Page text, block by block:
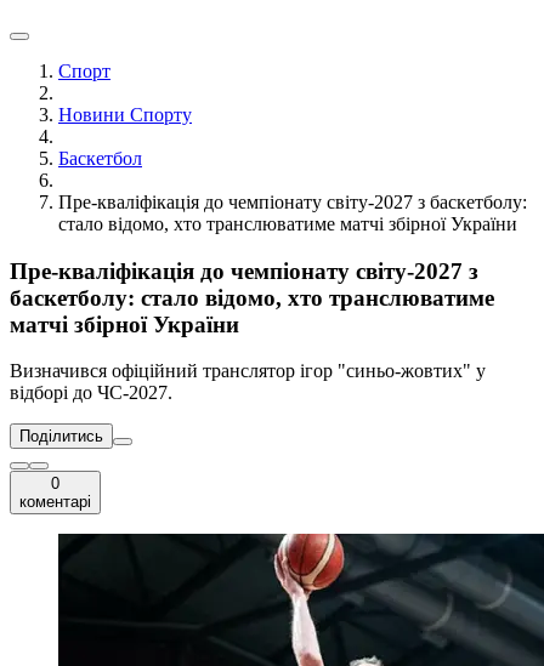
Спорт
Новини Спорту
Баскетбол
Пре-кваліфікація до чемпіонату світу-2027 з баскетболу:
стало відомо, хто транслюватиме матчі збірної України
Пре-кваліфікація до чемпіонату світу-2027 з
баскетболу: стало відомо, хто транслюватиме
матчі збірної України
Визначився офіційний транслятор ігор "синьо-жовтих" у
відборі до ЧС-2027.
Поділитись
0
коментарі